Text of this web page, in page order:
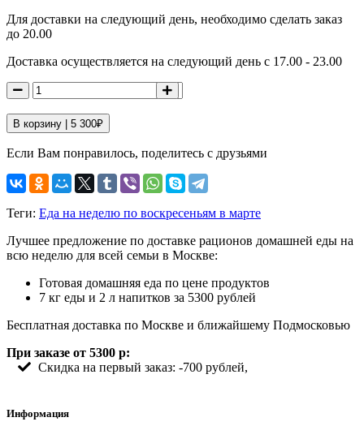
Для доставки на следующий день, необходимо сделать заказ
до 20.00
Доставка осуществляется на следующий день с 17.00 - 23.00
В корзину | 5 300₽
Если Вам понравилось, поделитесь с друзьями
Теги: Еда на неделю по воскресеньям в марте
Лучшее предложение по доставке рационов домашней еды на
всю неделю для всей семьи в Москве:
Готовая домашняя еда по цене продуктов
7 кг еды и 2 л напитков за 5300 рублей
Бесплатная доставка по Москве и ближайшему Подмосковью
При заказе от 5300 р:
Скидка на первый заказ: -700 рублей,
Информация